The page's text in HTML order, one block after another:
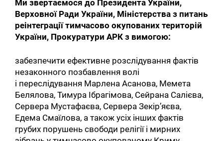
Ми звертаємося до Президента України,
Верховної Ради України, Міністерства з питань
реінтеграції тимчасово окупованих територій
України, Прокуратури АРК з вимогою:
забезпечити ефективне розслідування фактів
незаконного позбавлення волі
і переслідування Марлена Асанова, Мемета
Белялова, Тимура Ібрагімова, Сейрана Салієва,
Сервера Мустафаєва, Сервера Зекір’яєва,
Едема Смаїлова, а також усіх інших фактів
грубих порушень свободи релігії і мирних